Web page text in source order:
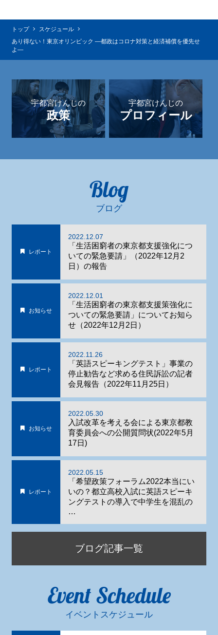
トップ
スケジュール
あり得ない！東京オリンピック ―都政はコロナ対策と経済補償を優先せ
よ―
宇都宮けんじの
政策
宇都宮けんじの
プロフィール
Blog
ブログ
レポート
2022.12.07
「生活困窮者の東京都支援強化につ
いての緊急要請」（2022年12月2
日）の報告
お知らせ
2022.12.01
「生活困窮者の東京都支援策強化に
ついての緊急要請」についてお知ら
せ（2022年12月2日）
レポート
2022.11.26
「英語スピーキングテスト」事業の
停止勧告など求める住民訴訟の記者
会見報告（2022年11月25日）
お知らせ
2022.05.30
入試改革を考える会による東京都教
育委員会への公開質問状(2022年5月
17日)
レポート
2022.05.15
「希望政策フォーラム2022本当にい
いの？都立高校入試に英語スピーキ
ングテストの導入で中学生を混乱の
…
ブログ記事一覧
Event Schedule
イベントスケジュール